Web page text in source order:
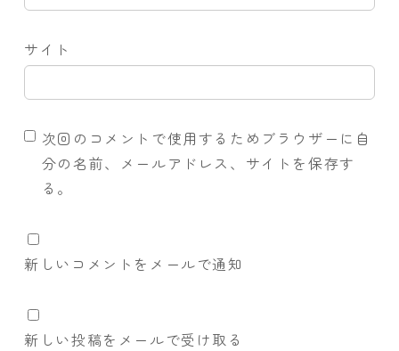
サイト
次回のコメントで使用するためブラウザーに自
分の名前、メールアドレス、サイトを保存す
る。
新しいコメントをメールで通知
新しい投稿をメールで受け取る